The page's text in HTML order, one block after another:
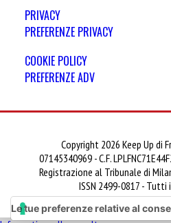
PRIVACY
PREFERENZE PRIVACY
COOKIE POLICY
PREFERENZE ADV
Copyright 2026 Keep Up di
07145340969 - C.F.
Registrazione al Tribunale di
ISSN 2499-0817 -
Le tue preferenze relative al